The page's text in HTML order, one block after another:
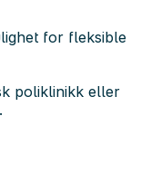
for fleksible
poliklinikk eller